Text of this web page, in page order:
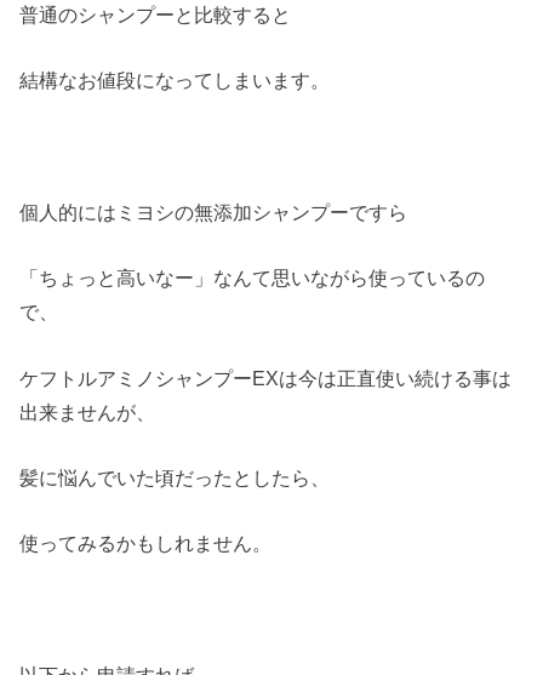
普通のシャンプーと比較すると
結構なお値段になってしまいます。
個人的にはミヨシの無添加シャンプーですら
「ちょっと高いなー」なんて思いながら使っているの
で、
ケフトルアミノシャンプーEXは今は正直使い続ける事は
出来ませんが、
髪に悩んでいた頃だったとしたら、
使ってみるかもしれません。